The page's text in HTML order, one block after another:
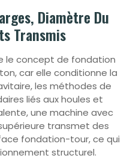
Diamètre Du
Transmis
le concept de fondation
car elle conditionne la
les méthodes de
liés aux houles et
une machine avec
transmet des
fondation-tour, ce qui
structurel.